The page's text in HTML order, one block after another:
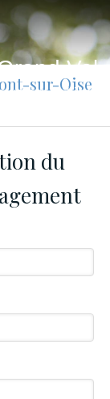
Val
de biens
sur-Oise
du